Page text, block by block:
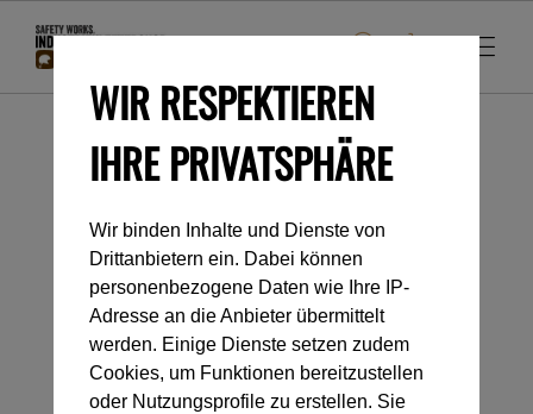
Startseite
Industrieklettern
Stahlkarabiner
Kategorienavigation
WIR RESPEKTIEREN
IHRE PRIVATSPHÄRE
Wir binden Inhalte und Dienste von
Drittanbietern ein. Dabei können
personenbezogene Daten wie Ihre IP-
Adresse an die Anbieter übermittelt
werden. Einige Dienste setzen zudem
Cookies, um Funktionen bereitzustellen
oder Nutzungsprofile zu erstellen. Sie